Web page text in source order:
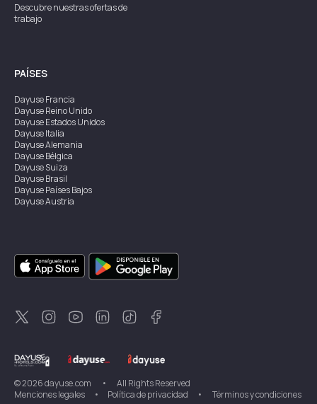
Descubre nuestras ofertas de
trabajo
PAÍSES
DayuseFrancia
DayuseReino Unido
DayuseEstados Unidos
DayuseItalia
DayuseAlemania
DayuseBélgica
DayuseSuiza
DayuseBrasil
DayusePaíses Bajos
DayuseAustria
DayuseSingapur
DayuseSuecia
DayuseTailandia
DayuseNueva Zelanda
DayuseTurquía
©2026dayuse.com •
All Rights Reserved
Menciones legales
• Política de privacidad • Términos y condiciones